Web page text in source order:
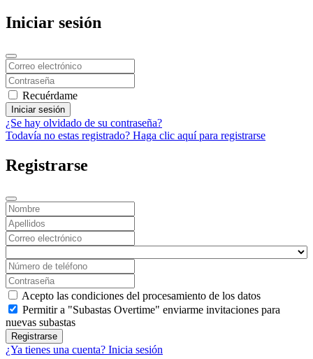
Iniciar sesión
Recuérdame
Iniciar sesión
¿Se hay olvidado de su contraseña?
Todavía no estas registrado? Haga clic aquí para registrarse
Registrarse
Acepto las condiciones del procesamiento de los datos
Permitir a "Subastas Overtime" enviarme invitaciones para
nuevas subastas
Registrarse
¿Ya tienes una cuenta? Inicia sesión